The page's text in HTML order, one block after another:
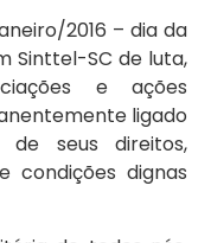
2016 – dia da
Sinttel-SC de luta,
e ações
ligado
de seus direitos,
condições dignas